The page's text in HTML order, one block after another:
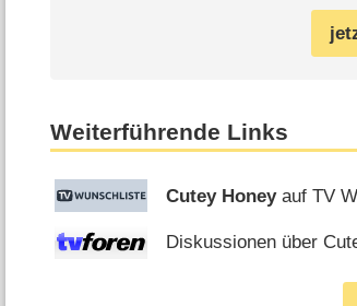
Weiterführende Links
Cutey Honeyauf TV
Diskussionen über